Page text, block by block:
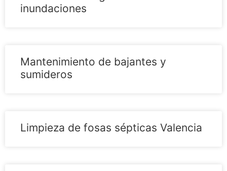
inundaciones
Mantenimiento de bajantes y
sumideros
Limpieza de fosas sépticas Valencia